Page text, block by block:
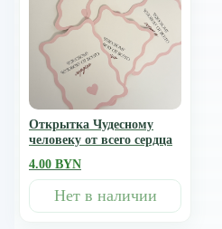
Открытка Чудесному
человеку от всего сердца
4.00 BYN
Нет в наличии